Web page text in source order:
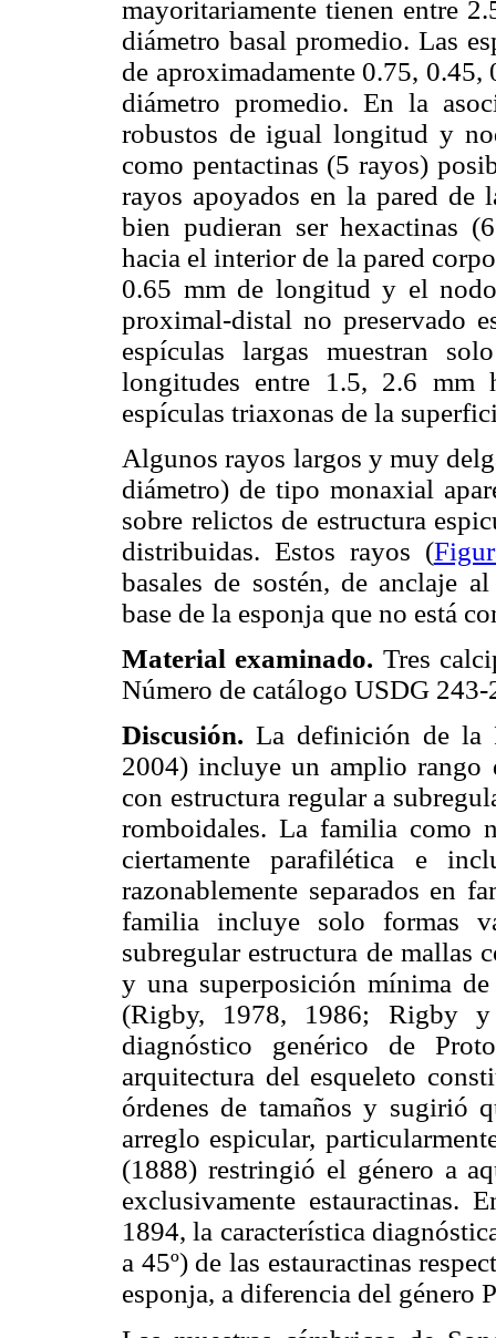
mayoritariamente tienen entre
diámetro basal promedio. Las
de aproximadamente 0.75,
diámetro promedio. En la
robustos de igual longitud y
como pentactinas (5 rayos)
rayos apoyados en la pared
bien pudieran ser hexactinas
hacia el interior de la pared
0.65 mm de longitud y el
proximal-distal no preservado
espículas largas muestran
longitudes entre 1.5, 2.6 mm
espículas triaxonas de la
Algunos rayos largos y muy
diámetro) de tipo monaxial
sobre relictos de estructura
distribuidas. Estos rayos (
basales de sostén, de anclaje
base de la esponja que no está
Material examinado. Tres
Número de catálogo USDG 243-
Discusión. La definición de la
2004) incluye un amplio rango
con estructura regular a
romboidales. La familia como
ciertamente parafilética e
razonablemente separados en
familia incluye solo formas
subregular estructura de mallas
y una superposición mínima
(Rigby, 1978, 1986; Rigby
diagnóstico genérico de
arquitectura del esqueleto
órdenes de tamaños y sugirió
arreglo espicular,
(1888) restringió el género a
exclusivamente estauractinas.
1894, la característica
a 45º) de las estauractinas
esponja, a diferencia del género